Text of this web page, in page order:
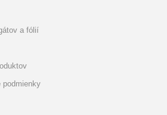
a fólií
podmienky